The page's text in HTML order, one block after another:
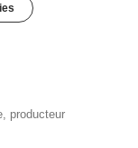
producteur